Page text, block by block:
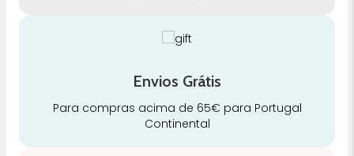
Envios Grátis
Para compras acima de 65€ para Portugal
Continental